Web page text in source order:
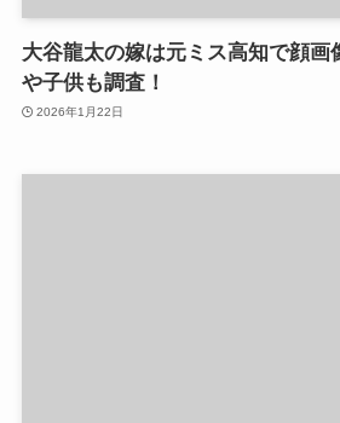
大谷龍太の嫁は元ミス高知で顔画
や子供も調査！
2026年1月22日